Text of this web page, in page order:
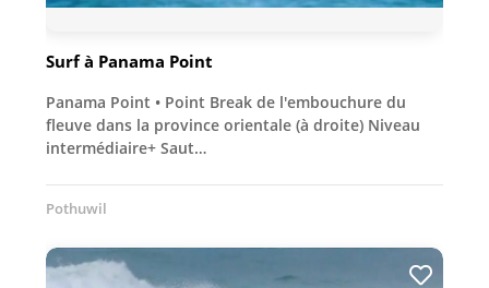
Surf à Panama Point
Panama Point • Point Break de l'embouchure du
fleuve dans la province orientale (à droite) Niveau
intermédiaire+ Saut…
Pothuwil